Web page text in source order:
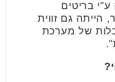
בריטים
הייתה גם זווית
של מערכת